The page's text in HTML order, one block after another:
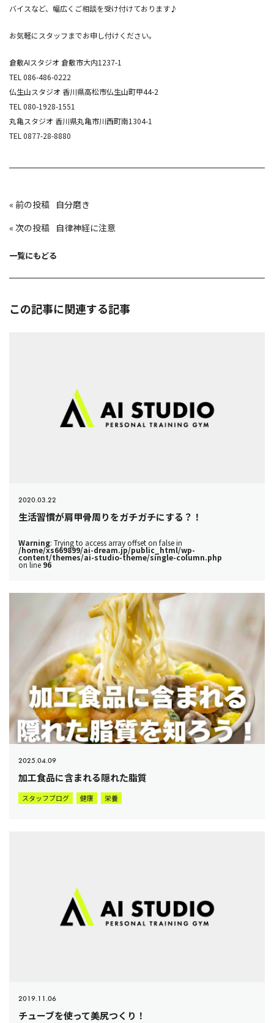
バイスなど、幅広くご相談を受け付けております♪
お気軽にスタッフまでお申し付けください。
倉敷AIスタジオ 倉敷市大内1237-1
TEL 086-486-0222
仏生山スタジオ 香川県高松市仏生山町甲44-2
TEL 080-1928-1551
丸亀スタジオ 香川県丸亀市川西町南1304-1
TEL 0877-28-8880
投
稿
ゲ
ョ
«
自分磨き
«
自律神経に注意
一覧にもどる
この記事に関連する記事
2020.03.22
生活習慣が肩甲骨周りをガチガチにする？！
Warning: Trying to access array offset on false in
/home/xs669899/ai-dream.jp/public_html/wp-
content/themes/ai-studio-theme/single-column.php
on line 96
2025.04.09
加工食品に含まれる隠れた脂質
スタッフブログ 健康 栄養
2019.11.06
チューブを使って美尻つくり！